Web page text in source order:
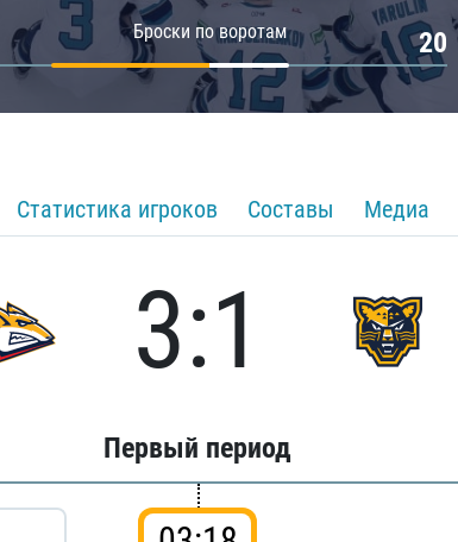
Броски по воротам 20
Статистика игроков Составы Медиа
3:1
Первый период